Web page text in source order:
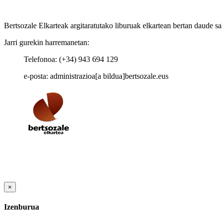
Bertsozale Elkarteak argitaratutako liburuak elkartean bertan daude
Jarri gurekin harremanetan:
Telefonoa: (+34) 943 694 129
e-posta: administrazioa[a bildua]bertsozale.eus
×
Izenburua